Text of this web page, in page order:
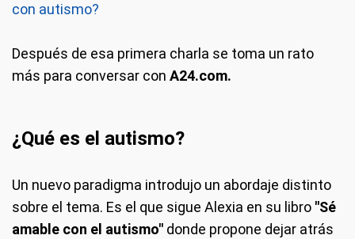
con autismo?
Después de esa primera charla se toma un rato
más para conversar con A24.com.
¿Qué es el autismo?
Un nuevo paradigma introdujo un abordaje distinto
sobre el tema. Es el que sigue Alexia en su libro "Sé
amable con el autismo" donde propone dejar atrás